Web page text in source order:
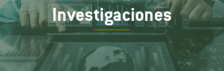
Investigaciones